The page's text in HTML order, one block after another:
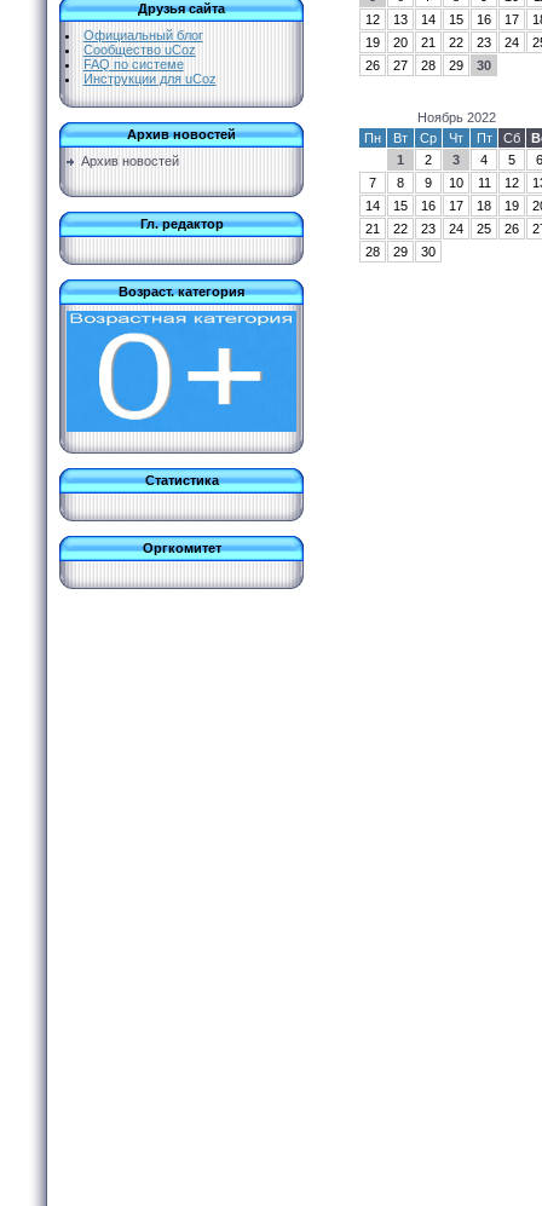
Друзья сайта
Официальный блог
Сообщество uCoz
FAQ по системе
Инструкции для uCoz
Архив новостей
Архив новостей
Гл. редактор
Возраст. категория
Статистика
Оргкомитет
12
13 14 15 16 17
19
20 21 22 23 24
26
27 28 29 30
Ноябрь 2022
Пн
Вт Ср Чт Пт Сб
1
2 3 4 5
6
7
8 9 10 11 12
14
15 16 17 18 19
21
22 23 24 25 26
28
29 30